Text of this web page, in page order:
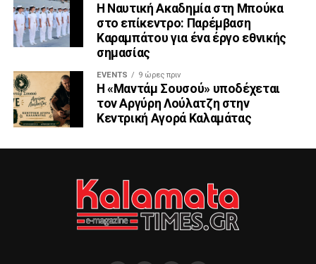
Η Ναυτική Ακαδημία στη Μπούκα
στο επίκεντρο: Παρέμβαση
Καραμπάτου για ένα έργο εθνικής
σημασίας
EVENTS 9 ώρες πριν
Η «Μαντάμ Σουσού» υποδέχεται
τον Αργύρη Λούλατζη στην
Κεντρική Αγορά Καλαμάτας